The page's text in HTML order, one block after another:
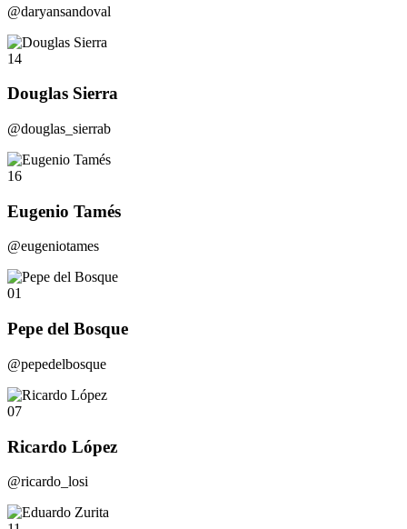
@daryansandoval
14
Douglas Sierra
@douglas_sierrab
16
Eugenio Tamés
@eugeniotames
01
Pepe del Bosque
@pepedelbosque
07
Ricardo López
@ricardo_losi